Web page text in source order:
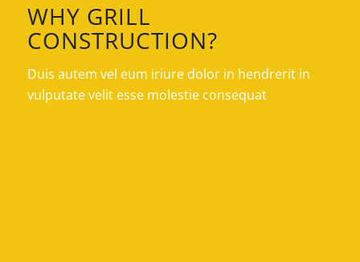
WHY GRILL
CONSTRUCTION?
Duis autem vel eum iriure dolor in hendrerit in
vulputate velit esse molestie consequat